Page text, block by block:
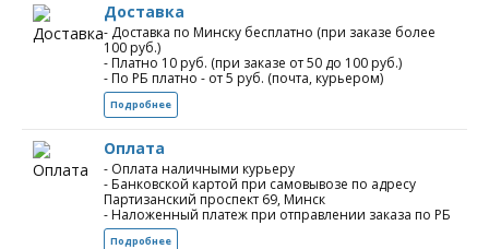
Доставка
- Доставка по Минску бесплатно (при заказе более
100 руб.)
- Платно 10 руб. (при заказе от 50 до 100 руб.)
- По РБ платно - от 5 руб. (почта, курьером)
Подробнее
Оплата
- Оплата наличными курьеру
- Банковской картой при самовывозе по адресу
Партизанский проспект 69, Минск
- Наложенный платеж при отправлении заказа по РБ
Подробнее